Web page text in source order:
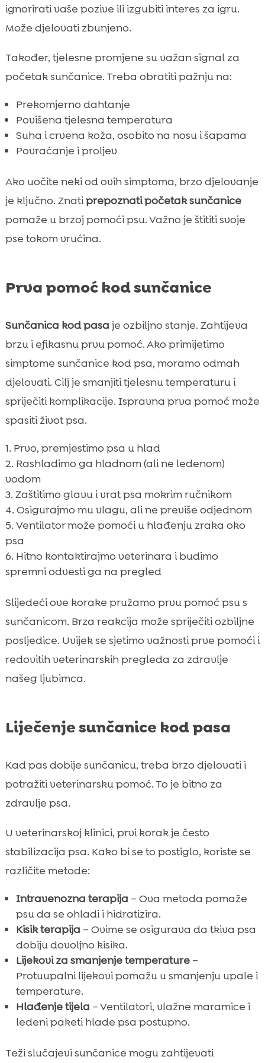
ignorirati vaše pozive ili izgubiti interes za igru.
Može djelovati zbunjeno.
Također, tjelesne promjene su važan signal za
početak sunčanice. Treba obratiti pažnju na:
Prekomjerno dahtanje
Povišena tjelesna temperatura
Suha i crvena koža, osobito na nosu i šapama
Povraćanje i proljev
Ako uočite neki od ovih simptoma, brzo djelovanje
je ključno. Znatiprepoznati početak sunčanice
pomaže u brzoj pomoći psu. Važno je štititi svoje
pse tokom vrućina.
Prva pomoć kod sunčanice
Sunčanica kod pasa je ozbiljno stanje. Zahtijeva
brzu i efikasnu prvu pomoć. Ako primijetimo
simptome sunčanice kod psa, moramo odmah
djelovati. Cilj je smanjiti tjelesnu temperaturu i
spriječiti komplikacije. Ispravna prva pomoć može
spasiti život psa.
Prvo, premjestimo psa u hlad
Rashladimo ga hladnom (ali ne ledenom)
vodom
Zaštitimo glavu i vrat psa mokrim ručnikom
Osigurajmo mu vlagu, ali ne previše odjednom
Ventilator može pomoći u hlađenju zraka oko
psa
Hitno kontaktirajmo veterinara i budimo
spremni odvesti ga na pregled
Slijedeći ove korake pružamo prvu pomoć psu s
sunčanicom. Brza reakcija može spriječiti ozbiljne
posljedice. Uvijek se sjetimo važnosti prve pomoći i
redovitih veterinarskih pregleda za zdravlje
našeg ljubimca.
Liječenje sunčanice kod pasa
Kad pas dobije sunčanicu, treba brzo djelovati i
potražiti veterinarsku pomoć. To je bitno za
zdravlje psa.
U veterinarskoj klinici, prvi korak je često
stabilizacija psa. Kako bi se to postiglo, koriste se
različite metode:
Intravenozna terapija – Ova metoda pomaže
psu da se ohladi i hidratizira.
Kisik terapija – Ovime se osigurava da tkiva psa
dobiju dovoljno kisika.
Lijekovi za smanjenje temperature–
Protuupalni lijekovi pomažu u smanjenju upale i
temperature.
Hlađenje tijela – Ventilatori, vlažne maramice i
ledeni paketi hlade psa postupno.
Teži slučajevi sunčanice mogu zahtijevati